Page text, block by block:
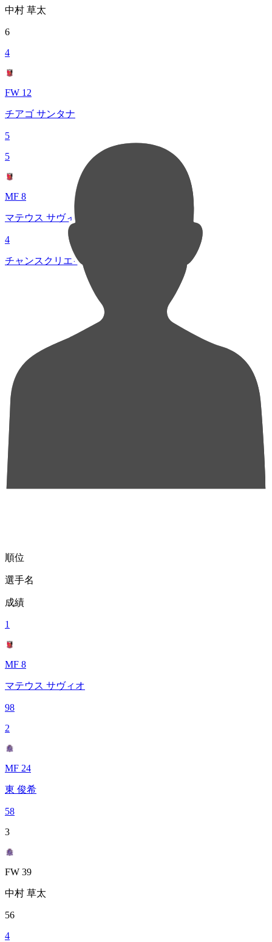
中村 草太
6
4
FW 12
チアゴ サンタナ
5
5
MF 8
マテウス サヴィオ
4
チャンスクリエイト総数
順位
選手名
成績
1
MF 8
マテウス サヴィオ
98
2
MF 24
東 俊希
58
3
FW 39
中村 草太
56
4